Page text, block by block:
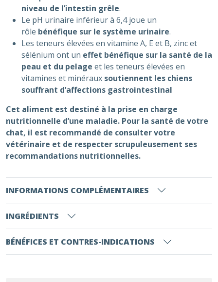
niveau de l’intestin grêle.
Le pH urinaire inférieur à 6,4 joue un
rôle bénéfique sur le système urinaire.
Les teneurs élevées en vitamine A, E et B, zinc et
sélénium ont un effet bénéfique sur la santé de la
peau et du pelage et les teneurs élevées en
vitamines et minéraux soutiennent les chiens
souffrant d’affections gastrointestinal
Cet aliment est destiné à la prise en charge
nutritionnelle d’une maladie. Pour la santé de votre
chat, il est recommandé de consulter votre
vétérinaire et de respecter scrupuleusement ses
recommandations nutritionnelles.
INFORMATIONS COMPLÉMENTAIRES
INGRÉDIENTS
BÉNÉFICES ET CONTRES-INDICATIONS